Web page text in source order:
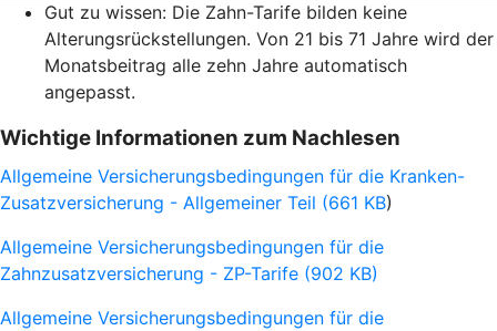
Gut zu wissen: Die Zahn-Tarife bilden keine
Alterungsrückstellungen. Von 21 bis 71 Jahre wird der
Monatsbeitrag alle zehn Jahre automatisch
angepasst.
Wichtige Informationen zum Nachlesen
Allgemeine Versicherungsbedingungen für die Kranken-
Zusatzversicherung - Allgemeiner Teil (661 KB)
Allgemeine Versicherungsbedingungen für die
Zahnzusatzversicherung - ZP-Tarife (902 KB)
Allgemeine Versicherungsbedingungen für die